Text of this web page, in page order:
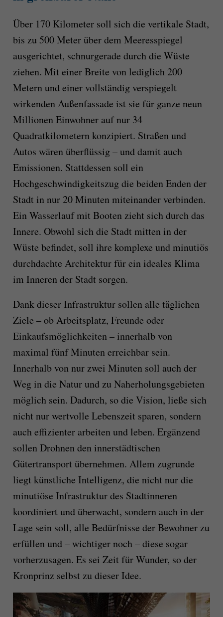
Über 170 Kilometer soll sich die vertikale Stadt,
bis zu 500 Meter über dem Meeresspiegel
ausgerichtet, schnurgerade durch die Wüste
ziehen. Mit einer Breite von lediglich 200
Metern und einer vollständig verspiegelt
wirkenden Außenfassade ist sie für ganze neun
Millionen Einwohner auf nur 34
Quadratkilometern konzipiert. Straßen und
Autos wären überflüssig – und damit auch
Emissionen. Stattdessen soll ein
Hochgeschwindigkeitszug die beiden Enden der
Stadt in nur 20 Minuten miteinander verbinden.
Ein Wasserlauf mit Booten zieht sich durch das
Innere. Obwohl sich die Stadt mitten in der
Wüste befindet, soll ihre komplexe und minutiös
durchdachte Architektur für ein ideales Klima
im Inneren der Stadt sorgen.
Dank dieser Infrastruktur sollen alle täglichen
Ziele – ob Arbeitsplatz, Freunde oder
Einkaufsmöglichkeiten – innerhalb von
maximal fünf Minuten erreichbar sein.
Innerhalb von nur zwei Minuten soll auch der
Weg in die Natur und zu Naherholungsgebieten
möglich sein. Dadurch, so die Vision, ließe sich
nicht nur wertvolle Lebenszeit sparen, sondern
auch effizienter arbeiten und leben. Ergänzend
sollen Drohnen den innerstädtischen
Gütertransport übernehmen. Allem zugrunde
liegt künstliche Intelligenz, die nicht nur die
minutiöse Infrastruktur des Stadtinneren
koordiniert und überwacht, sondern auch in der
Lage sein soll, alle Bedürfnisse der Bewohner zu
erfüllen und – wichtiger noch – diese sogar
vorherzusagen. Es sei Zeit für Wunder, so der
Kronprinz selbst zu dieser Idee.